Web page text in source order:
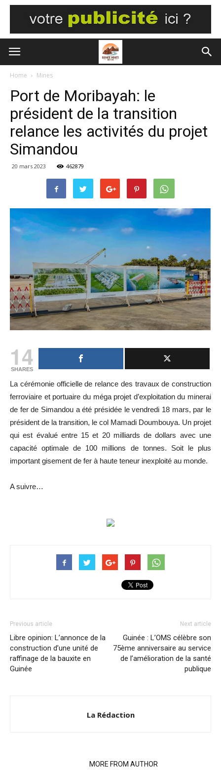
Home Mines
Port de Moribayah: le
président de la transition
relance les activités du projet
Simandou
20 mars 2023 462879
14
SHARES
La cérémonie officielle de relance des travaux de construction
ferroviaire et portuaire du méga projet d’exploitation du minerai
de fer de Simandou a été présidée le vendredi 18 mars, par le
président de la transition, le col Mamadi Doumbouya. Un projet
qui est évalué entre 15 et 20 milliards de dollars avec une
capacité optimale de 100 millions de tonnes. Soit le plus
important gisement de fer à haute teneur inexploité au monde.
A suivre…
Previous article
Libre opinion: L’annonce de la
construction d’une unité de
raffinage de la bauxite en
Guinée
Next article
Guinée : L’OMS célèbre son
75ème anniversaire au service
de l’amélioration de la santé
publique
La Rédaction
MORE FROM AUTHOR